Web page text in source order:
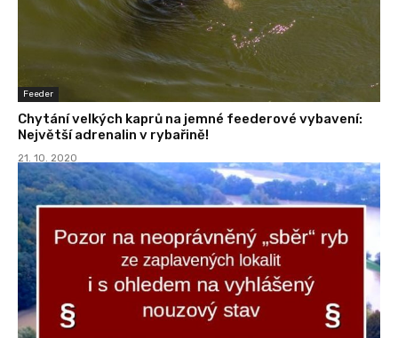
Feeder
Chytání velkých kaprů na jemné feederové vybavení:
Největší adrenalin v rybařině!
21. 10. 2020